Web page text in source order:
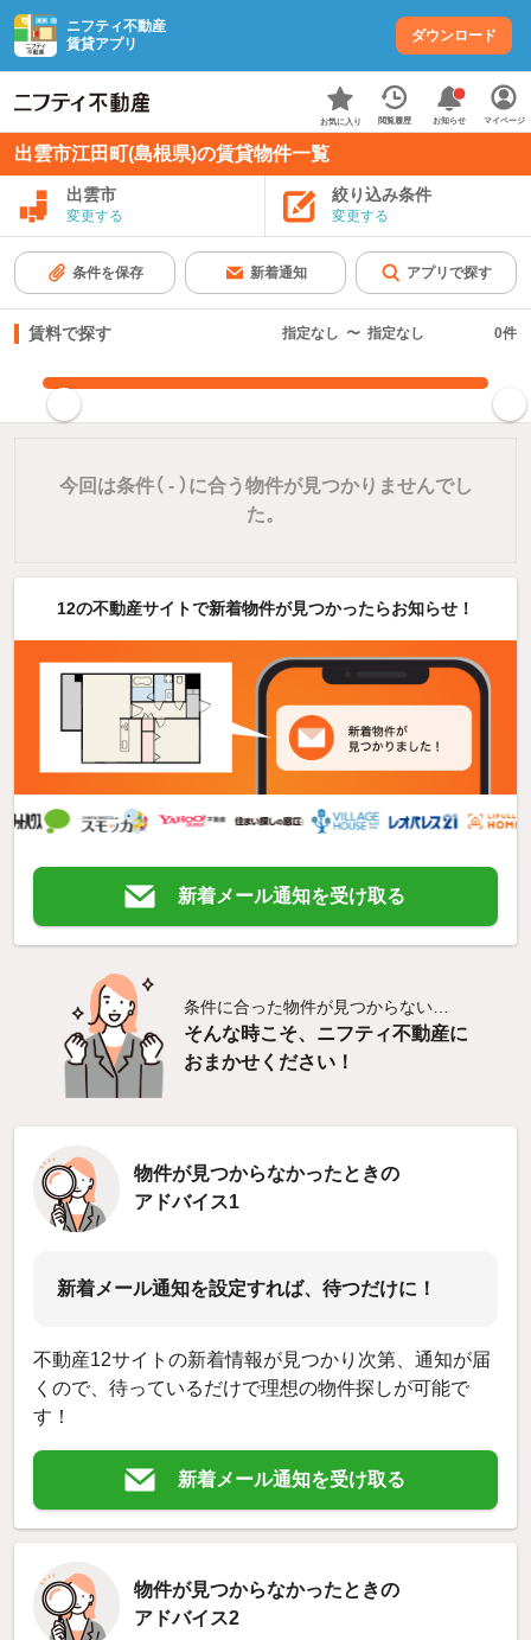
ニフティ不動産
賃貸アプリ
ダウンロード
お気に入り 閲覧履歴 お知らせ マイページ
出雲市江田町(島根県)の賃貸物件一覧
出雲市
変更する
絞り込み条件
変更する
条件を保存 新着通知 アプリで探す
賃料で探す 指定なし 〜 指定なし 0件
今回は条件（ -）に合う物件が見つかりませんでし
た。
12の不動産サイトで新着物件が見つかったらお知らせ！
新着メール通知を受け取る
条件に合った物件が見つからない…
そんな時こそ、ニフティ不動産に
おまかせください！
物件が見つからなかったときの
アドバイス1
新着メール通知を設定すれば、待つだけに！
不動産12サイトの新着情報が見つかり次第、通知が届
くので、待っているだけで理想の物件探しが可能で
す！
新着メール通知を受け取る
物件が見つからなかったときの
アドバイス2